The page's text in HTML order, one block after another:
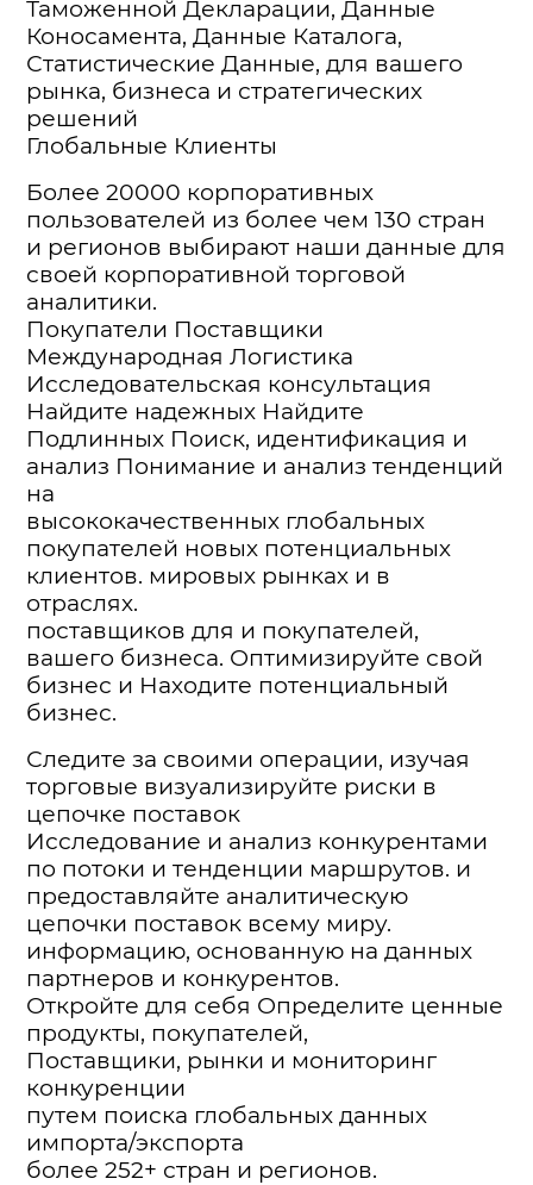
Таможенной Декларации, Данные
Коносамента, Данные Каталога,
Статистические Данные, для вашего
рынка, бизнеса и стратегических
решений
Глобальные Клиенты
Более 20000 корпоративных
пользователей из более чем 130 стран
и регионов выбирают наши данные для
своей корпоративной торговой
аналитики.
Покупатели Поставщики
Международная Логистика
Исследовательская консультация
Найдите надежных Найдите
Подлинных Поиск, идентификация и
анализ Понимание и анализ тенденций
на
высококачественных глобальных
покупателей новых потенциальных
клиентов. мировых рынках и в
отраслях.
поставщиков для и покупателей,
вашего бизнеса. Оптимизируйте свой
бизнес и Находите потенциальный
бизнес.
Следите за своими операции, изучая
торговые визуализируйте риски в
цепочке поставок
Исследование и анализ конкурентами
по потоки и тенденции маршрутов. и
предоставляйте аналитическую
цепочки поставок всему миру.
информацию, основанную на данных
партнеров и конкурентов.
Откройте для себя Определите ценные
продукты, покупателей,
Поставщики, рынки и мониторинг
конкуренции
путем поиска глобальных данных
импорта/экспорта
более 252+ стран и регионов.